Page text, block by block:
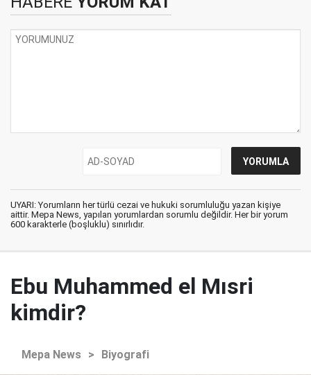
UYARI: Yorumların her türlü cezai ve hukuki sorumluluğu yazan kişiye
aittir. Mepa News, yapılan yorumlardan sorumlu değildir. Her bir yorum
600 karakterle (boşluklu) sınırlıdır.
Ebu Muhammed el Mısri
kimdir?
Mepa News > Biyografi